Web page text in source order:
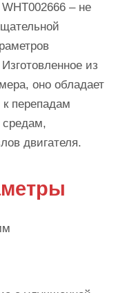
– не
из
оно обладает
перепадам
средам,
двигателя.